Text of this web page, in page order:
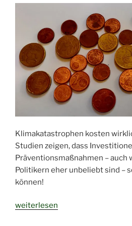
Klimakatastrophen kosten
Studien zeigen, dass
Präventionsmaßnahmen – auch
Politikern eher unbeliebt sind –
können!
„Richtig
weiterlesen